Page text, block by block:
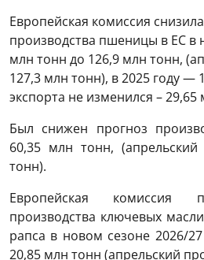
Европейская комиссия
производства пшеницы в ЕС в
млн тонн до 126,9 млн тонн,
127,3 млн тонн), в 2025 году —
экспорта не изменился – 29,65
Был снижен прогноз
60,35 млн тонн,
тонн).
Европейская комиссия
производства ключевых
рапса в новом сезоне 2026/
20,85 млн тонн (апрельский